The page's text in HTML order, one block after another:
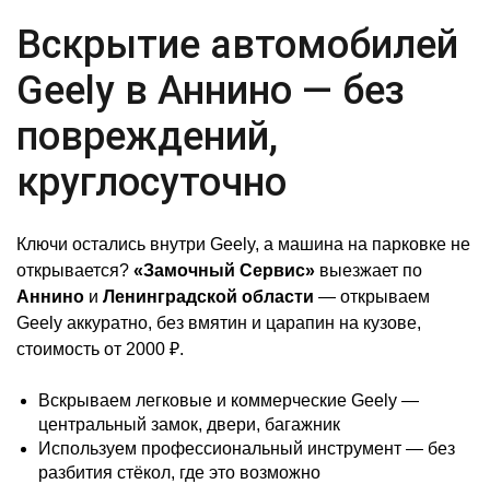
Вскрытие автомобилей
Geely в Аннино — без
повреждений,
круглосуточно
Ключи остались внутри Geely, а машина на парковке не
открывается? «Замочный Сервис» выезжает по
Аннино и Ленинградской области — открываем
Geely аккуратно, без вмятин и царапин на кузове,
стоимость от 2000 ₽.
Вскрываем легковые и коммерческие Geely —
центральный замок, двери, багажник
Используем профессиональный инструмент — без
разбития стёкол, где это возможно